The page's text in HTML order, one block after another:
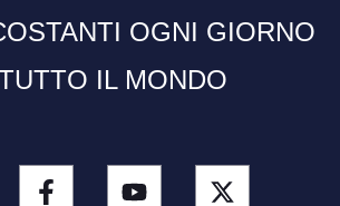
OGNI GIORNO
IL MONDO